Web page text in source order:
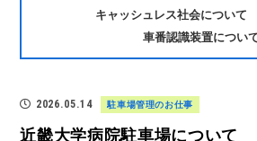
キャッシュレス社会について
車番認識装置につい
2026.05.14 駐車場管理のお仕事
近畿大学病院駐車場について